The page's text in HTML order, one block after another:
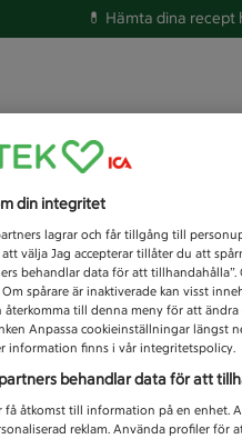
💊 Hämta dina recept
efter idag?
din integritet
lagrar och får tillgång till
välja Jag accepterar tillåter du att
behandlar data för att
spårare är inaktiverade kan visst
återkomma till denna meny för att
Anpassa cookieinställningar längst
information finns i vår integritetspolicy.
behandlar data för att
få åtkomst till information på en enhet.
reklam. Använda profiler för